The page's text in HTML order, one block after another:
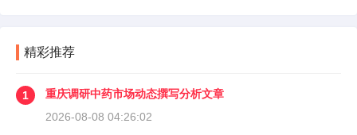
精彩推荐
1
重庆调研中药市场动态撰写分析文章
2026-08-08 04:26:02